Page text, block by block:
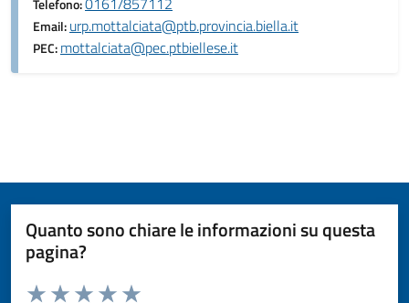
Telefono:
Email:urp.mottalciata@ptb.provincia.biella.it
PEC:mottalciata@pec.ptbiellese.it
Quanto sono chiare le informazioni su questa
pagina?
Valuta da 1 a 5 stelle la pagina